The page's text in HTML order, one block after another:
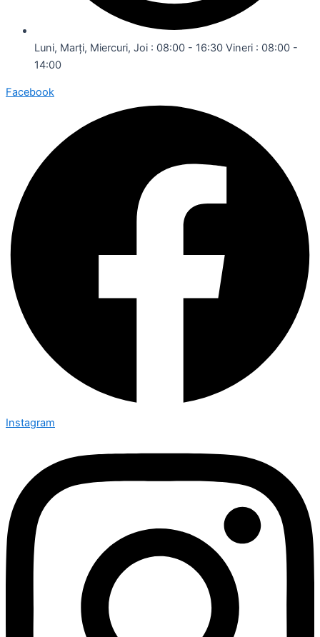
Luni, Marți, Miercuri, Joi : 08:00 - 16:30 Vineri : 08:00 -
14:00
Facebook
Instagram